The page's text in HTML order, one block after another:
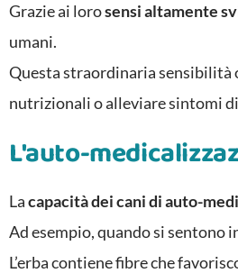
Grazie ai lorosensi altamente
umani.
Questa straordinaria
nutrizionali o alleviare sintomi
L'auto-
Lacapacità dei cani di auto-
Ad esempio, quando si sentono
L’erba contiene fibre che